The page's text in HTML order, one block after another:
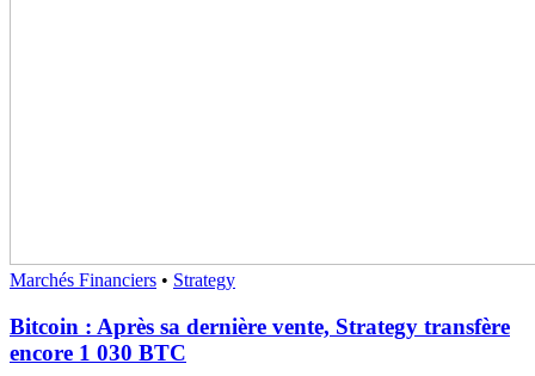
Marchés Financiers • Strategy
Bitcoin : Après sa dernière vente, Strategy transfère
encore 1 030 BTC